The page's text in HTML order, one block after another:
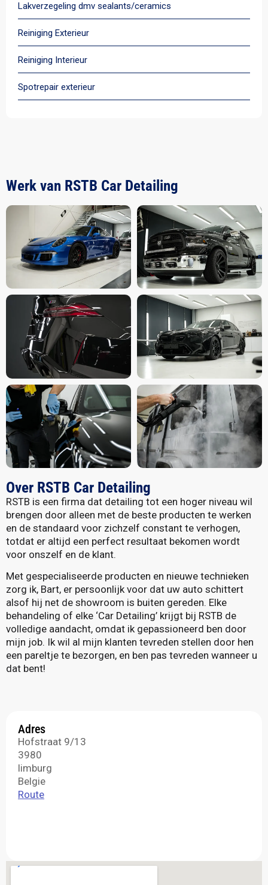
Lakverzegeling dmv sealants/ceramics
Reiniging Exterieur
Reiniging Interieur
Spotrepair exterieur
Werk van RSTB Car Detailing
Over RSTB Car Detailing
RSTB is een firma dat detailing tot een hoger niveau wil
brengen door alleen met de beste producten te werken
en de standaard voor zichzelf constant te verhogen,
totdat er altijd een perfect resultaat bekomen wordt
voor onszelf en de klant.
Met gespecialiseerde producten en nieuwe technieken
zorg ik, Bart, er persoonlijk voor dat uw auto schittert
alsof hij net de showroom is buiten gereden. Elke
behandeling of elke ‘Car Detailing’ krijgt bij RSTB de
volledige aandacht, omdat ik gepassioneerd ben door
mijn job. Ik wil al mijn klanten tevreden stellen door hen
een pareltje te bezorgen, en ben pas tevreden wanneer u
dat bent!
Adres
Hofstraat 9/13
3980
limburg
Belgie
Route